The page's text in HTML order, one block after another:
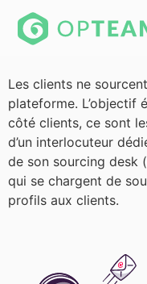
Les clients ne
plateforme. L’objectif
côté clients, ce sont
d’un interlocuteur
de son sourcing desk
qui se chargent de
profils aux clients.